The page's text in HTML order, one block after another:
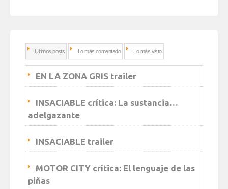
Ultimos posts Lo más comentado Lo más visto
EN LA ZONA GRIS trailer
INSACIABLE crítica: La sustancia…
adelgazante
INSACIABLE trailer
MOTOR CITY crítica: El lenguaje de las
piñas